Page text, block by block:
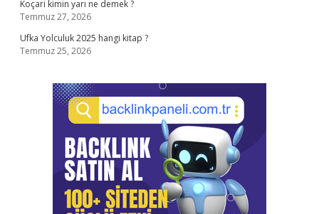
Koçari kimin yarı ne demek ?
Temmuz 27, 2026
Ufka Yolculuk 2025 hangi kitap ?
Temmuz 25, 2026